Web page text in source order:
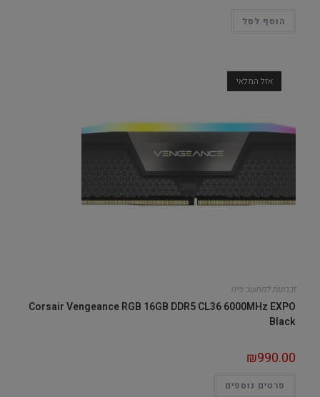
הוסף לסל
אזל המלאי
זכרונות למחשב נייח
Corsair Vengeance RGB 16GB DDR5 CL36 6000MHz EXPO
Black
₪990.00
פרטים נוספים